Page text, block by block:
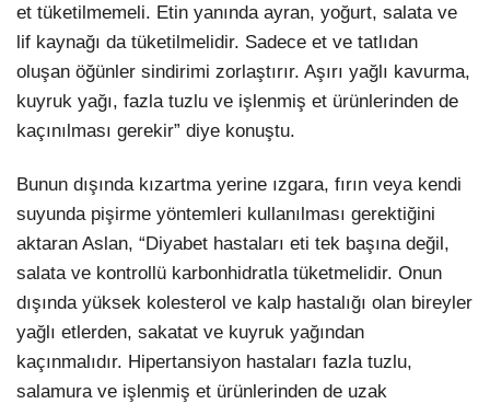
et tüketilmemeli. Etin yanında ayran, yoğurt, salata ve
lif kaynağı da tüketilmelidir. Sadece et ve tatlıdan
oluşan öğünler sindirimi zorlaştırır. Aşırı yağlı kavurma,
kuyruk yağı, fazla tuzlu ve işlenmiş et ürünlerinden de
kaçınılması gerekir” diye konuştu.
Bunun dışında kızartma yerine ızgara, fırın veya kendi
suyunda pişirme yöntemleri kullanılması gerektiğini
aktaran Aslan, “Diyabet hastaları eti tek başına değil,
salata ve kontrollü karbonhidratla tüketmelidir. Onun
dışında yüksek kolesterol ve kalp hastalığı olan bireyler
yağlı etlerden, sakatat ve kuyruk yağından
kaçınmalıdır. Hipertansiyon hastaları fazla tuzlu,
salamura ve işlenmiş et ürünlerinden de uzak